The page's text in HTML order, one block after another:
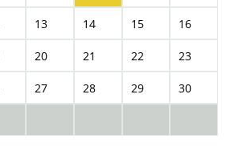
13 14 15 16
20 21 22 23
27 28 29 30